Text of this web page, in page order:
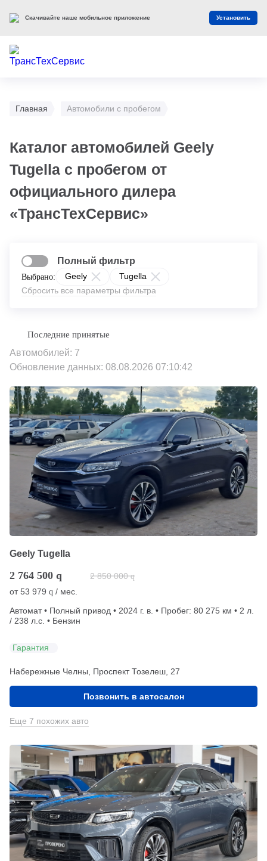
Главная Автомобили с пробегом
Каталог автомобилей Geely
Tugella с пробегом от
официального дилера
«ТрансТехСервис»
Выбрано: Geely
Tugella
Сбросить все параметры фильтра
Полный фильтр
Автомобилей: 7
Обновление данных: 08.08.2026 07:10:42
Geely Tugella
2 764 500 q 2 850 000 q
от53 979 q / мес.
Автомат • Полный привод • 2024 г. в. • Пробег: 80 275 км • 2 л.
/ 238 л.с. • Бензин
Гарантия
Набережные Челны, Проспект Тозелеш, 27
Позвонить в автосалон
Еще 7 похожих авто
Скачивайте наше мобильное приложение Установить